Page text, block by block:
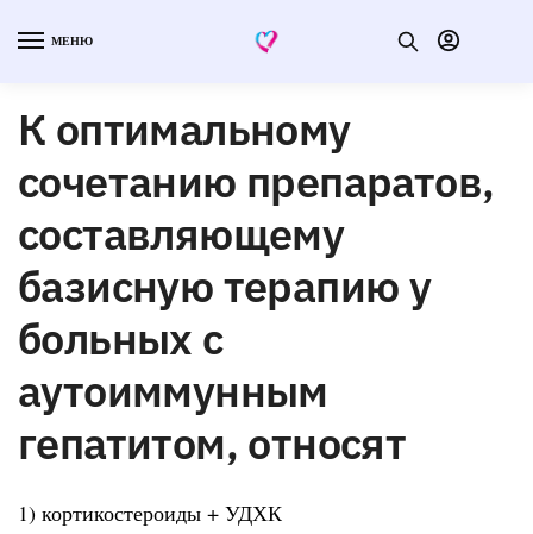
МЕНЮ
К оптимальному
сочетанию препаратов,
составляющему
базисную терапию у
больных с
аутоиммунным
гепатитом, относят
1) кортикостероиды + УДХК